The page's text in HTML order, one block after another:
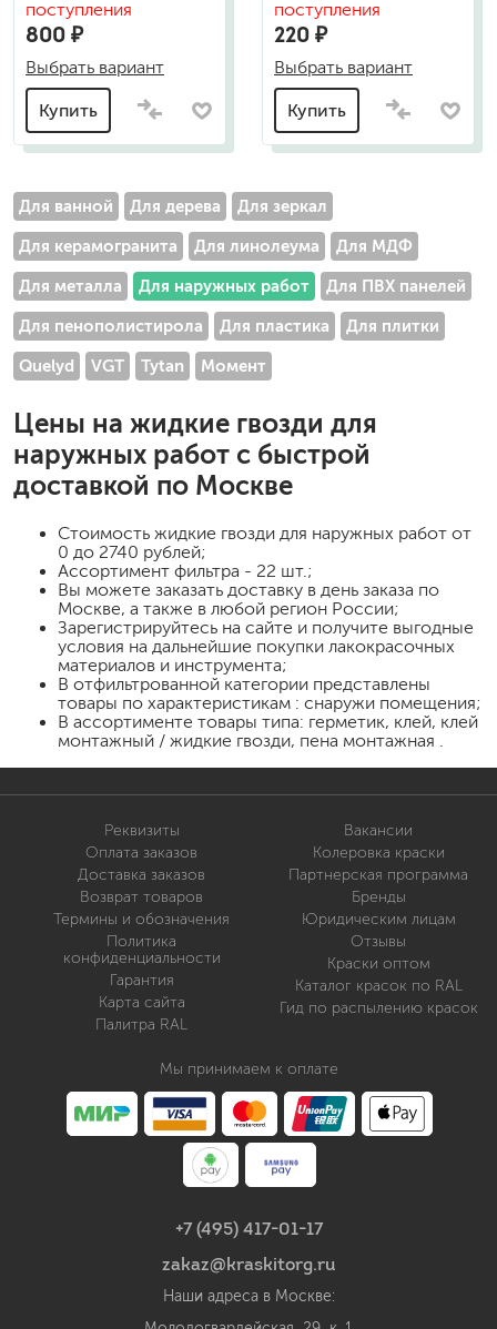
поступления
800 ₽
Выбрать вариант
Купить
поступления
220 ₽
Выбрать вариант
Купить
Для ванной Для дерева Для зеркал
Для керамогранита Для линолеума Для МДФ
Для металла Для наружных работ Для ПВХ панелей
Для пенополистирола Для пластика Для плитки
Quelyd VGT Tytan Момент
Цены на жидкие гвозди для
наружных работ с быстрой
доставкой по Москве
Стоимость жидкие гвозди для наружных работ от
0 до 2740 рублей;
Ассортимент фильтра - 22 шт.;
Вы можете заказать доставку в день заказа по
Москве, а также в любой регион России;
Зарегистрируйтесь на сайте и получите выгодные
условия на дальнейшие покупки лакокрасочных
материалов и инструмента;
В отфильтрованной категории представлены
товары по характеристикам : снаружи помещения;
В ассортименте товары типа: герметик, клей, клей
монтажный / жидкие гвозди, пена монтажная .
Реквизиты
Оплата заказов
Доставка заказов
Возврат товаров
Термины и обозначения
Политика
конфиденциальности
Гарантия
Карта сайта
Палитра RAL
Вакансии
Колеровка краски
Партнерская программа
Бренды
Юридическим лицам
Отзывы
Краски оптом
Каталог красок по RAL
Гид по распылению красок
Мы принимаем к оплате
+7 (495) 417-01-17
zakaz@kraskitorg.ru
Наши адреса в Москве: